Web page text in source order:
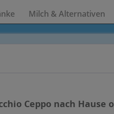
Milch & Alternativen
Ceppo nach Hause